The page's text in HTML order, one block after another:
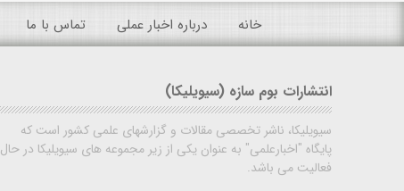
خانه درباره اخبار عملی تماس با ما
انتشارات بوم سازه (سیویلیکا)
سیویلیکا، ناشر تخصصی مقالات و گزارشهای علمی کشور است که
پایگاه "اخبارعلمی" به عنوان یکی از زیر مجموعه های سیویلیکا در حال
فعالیت می باشد.